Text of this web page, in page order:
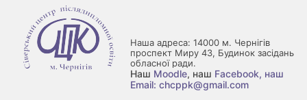
Наша адреса: 14000 м. Чернігів
проспект Миру 43, Будинок засідань
обласної ради.
Наш Moodle, наш Facebook, наш
Email: chcppk@gmail.com